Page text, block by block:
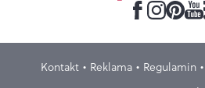
Kontakt Reklama Regulamin